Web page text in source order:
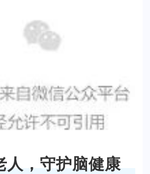
人，守护脑健康